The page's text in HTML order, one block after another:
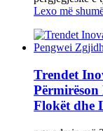
Lexo më
Trendet
Flokët dhe